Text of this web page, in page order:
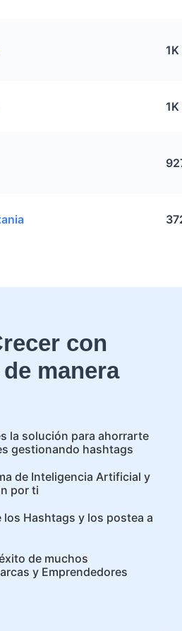
1K
1K
con
manera
la solución para ahorrarte
gestionando hashtags
de Inteligencia Artificial y
por ti
los Hashtags y los postea a
de muchos
y Emprendedores